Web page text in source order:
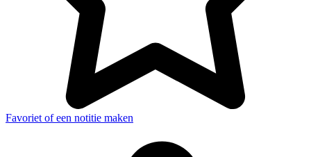
Favoriet of een notitie maken